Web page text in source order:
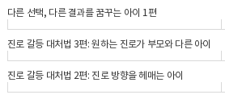
다른 선택, 다른 결과를 꿈꾸는 아이 1편
진로 갈등 대처법 3편: 원하는 진로가 부모와 다른 아이
진로 갈등 대처법 2편: 진로 방향을 헤매는 아이